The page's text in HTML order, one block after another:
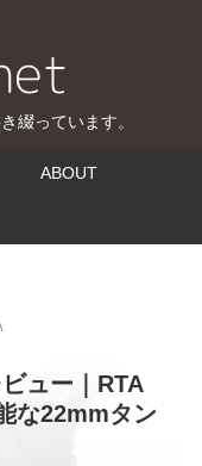
綴っています。
ABOUT
ュー｜RTA
な22mmタン